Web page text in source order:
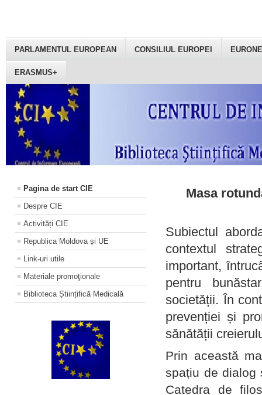
PARLAMENTUL EUROPEAN CONSILIUL EUROPEI
ERASMUS+
Pagina de start CIE
Despre CIE
Activități CIE
Republica Moldova și UE
Link-uri utile
Materiale promoţionale
Biblioteca Științifică Medicală
Masa
Subiectul
contextul
important,
pentru
societății. În
prevenției și
sănătății
Prin această
spațiu de dialog
Catedra de